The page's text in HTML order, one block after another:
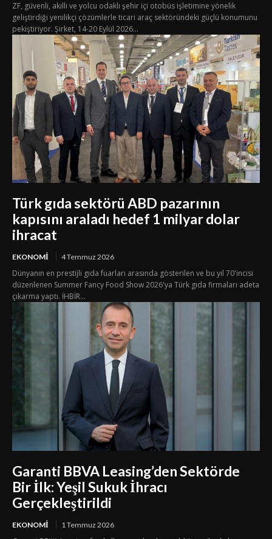
ZF, güvenli, akıllı ve yolcu odaklı şehir içi otobüs işletimine yönelik
geliştirdiği yenilikçi çözümlerle ticari araç sektöründeki güçlü konumunu
pekiştiriyor. Şirket, 14-20 Eylül 2026...
Türk gıda sektörü ABD pazarının
kapısını araladı hedef 1 milyar dolar
ihracat
EKONOMI 4 Temmuz 2026
Dünyanın en prestijli gıda fuarları arasında gösterilen ve bu yıl 70'incisi
düzenlenen Summer Fancy Food Show 2026'ya Türk gıda firmaları adeta
çıkarma yaptı. İHBİR...
Garanti BBVA Leasing’den Sektörde
Bir İlk: Yeşil Sukuk İhracı
Gerçekleştirildi
EKONOMI 1 Temmuz 2026